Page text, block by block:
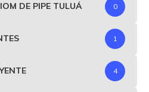
DE PIPE TULUÁ 0
1
4